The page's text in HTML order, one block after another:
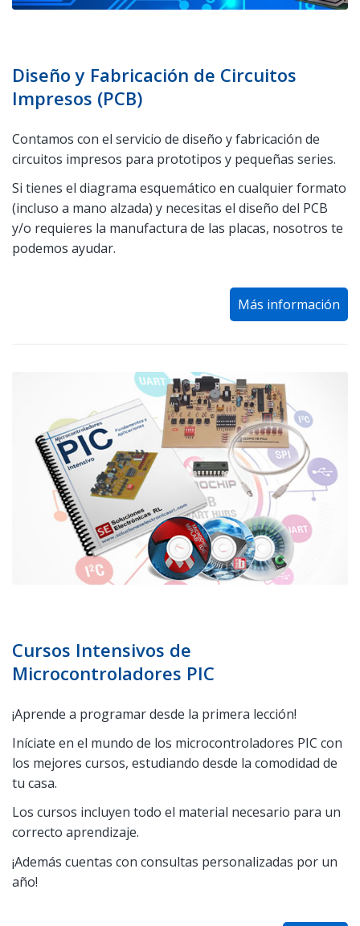
Diseño y Fabricación de Circuitos
Impresos (PCB)
Contamos con el servicio de diseño y fabricación de
circuitos impresos para prototipos y pequeñas series.
Si tienes el diagrama esquemático en cualquier formato
(incluso a mano alzada) y necesitas el diseño del PCB
y/o requieres la manufactura de las placas, nosotros te
podemos ayudar.
Más información
Cursos Intensivos de
Microcontroladores PIC
¡Aprende a programar desde la primera lección!
Iníciate en el mundo de los microcontroladores PIC con
los mejores cursos, estudiando desde la comodidad de
tu casa.
Los cursos incluyen todo el material necesario para un
correcto aprendizaje.
¡Además cuentas con consultas personalizadas por un
año!